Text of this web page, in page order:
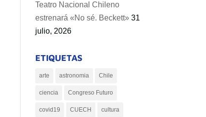
Teatro Nacional Chileno
estrenará «No sé. Beckett» 31
julio, 2026
ETIQUETAS
arte astronomia Chile
ciencia Congreso Futuro
covid19 CUECH cultura